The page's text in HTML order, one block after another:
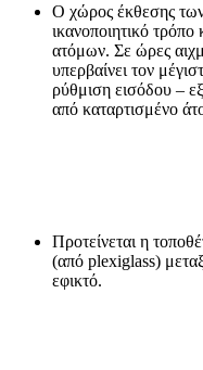
Ο χώρος έκθεσης
ικανοποιητικό τρόπο
ατόμων. Σε ώρες
υπερβαίνει τον
ρύθμιση εισόδου –
από καταρτισμένο
Προτείνεται η
(από plexiglass)
εφικτό.